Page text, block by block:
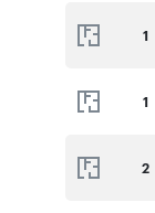
1
1
2